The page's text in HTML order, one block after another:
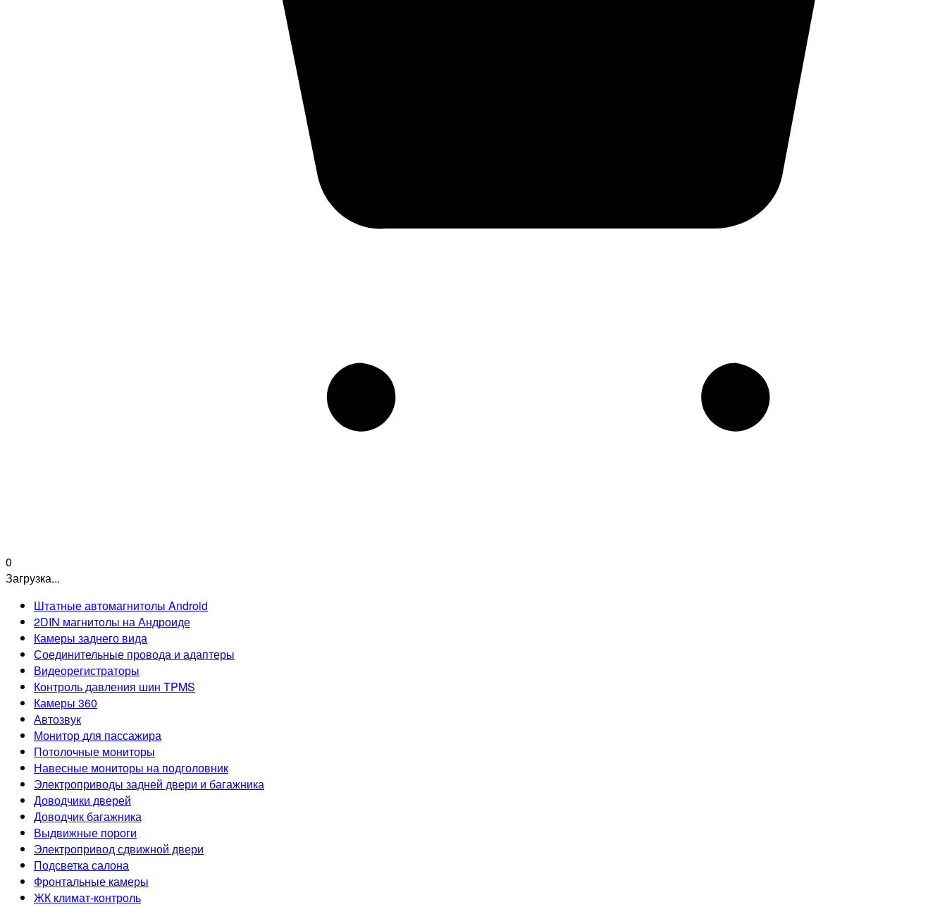
0
Загрузка...
Штатные автомагнитолы Android
2DIN магнитолы на Андроиде
Камеры заднего вида
Соединительные провода и адаптеры
Видеорегистраторы
Контроль давления шин TPMS
Камеры 360
Автозвук
Монитор для пассажира
Потолочные мониторы
Навесные мониторы на подголовник
Электроприводы задней двери и багажника
Доводчики дверей
Доводчик багажника
Выдвижные пороги
Электропривод сдвижной двери
Подсветка салона
Фронтальные камеры
ЖК климат-контроль